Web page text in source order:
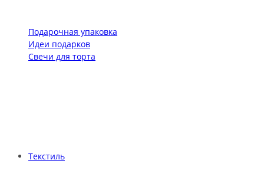
Подарочная упаковка
Идеи подарков
Свечи для торта
Текстиль